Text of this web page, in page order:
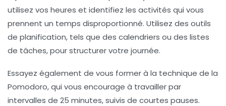
utilisez vos heures et identifiez les activités qui vous
prennent un temps disproportionné. Utilisez des outils
de planification, tels que des calendriers ou des listes
de tâches, pour structurer votre journée.
Essayez également de vous former à la technique de la
Pomodoro, qui vous encourage à travailler par
intervalles de 25 minutes, suivis de courtes pauses.